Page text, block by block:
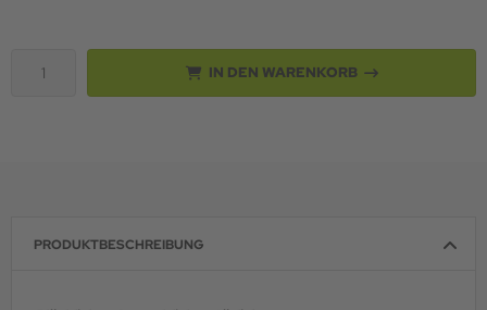
IN DEN WARENKORB
PRODUKTBESCHREIBUNG